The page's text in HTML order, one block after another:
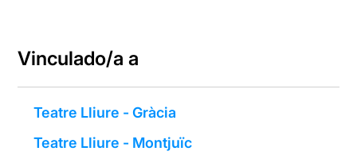
Vinculado/a a
Teatre Lliure - Gràcia
Teatre Lliure - Montjuïc